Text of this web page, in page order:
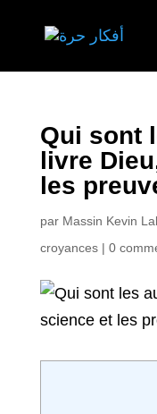
Qui sont
livre
les
par Massin Kevin
croyances| 0